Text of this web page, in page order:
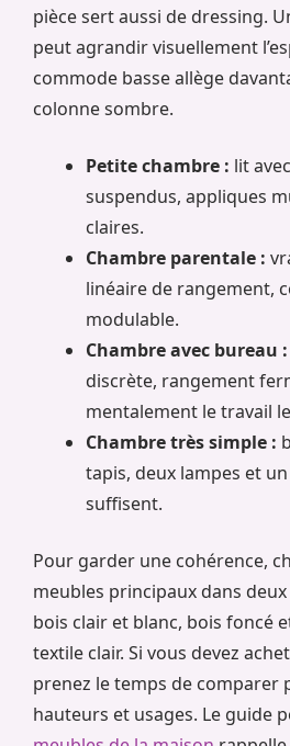
pièce sert aussi de dressing.
peut agrandir visuellement
commode basse allège
colonne sombre.
Petite chambre : lit
suspendus, appliques
claires.
Chambre parentale :
linéaire de rangement,
modulable.
Chambre avec bureau :
discrète, rangement
mentalement le travail
Chambre très simple :
tapis, deux lampes et
suffisent.
Pour garder une cohérence,
meubles principaux dans
bois clair et blanc, bois foncé
textile clair. Si vous devez
prenez le temps de comparer
hauteurs et usages. Le guide